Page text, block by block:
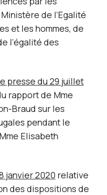
de l’Egalité
et les hommes, de
l’égalité des
presse du 29 juillet
rapport de Mme
Braud sur les
pendant le
Elisabeth
janvier 2020 relative
des dispositions de